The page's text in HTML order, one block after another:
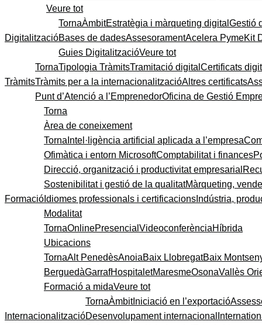
Veure tot
Digitalització
TornaÀmbitEstratègia i màrqueting digital Gestió
Bases de dadesAssesoramentAcelera PymeKit
Guies DigitalitzacióVeure tot
Tràmits
TornaTipologia TràmitsTramitació digital Certificats
Tràmits per a la internacionalitzacióAltres certificats
Punt d’Atenció a l’EmprenedorOficina de Gestió
Formació
Torna
Àrea de coneixement
Torna Intel·ligència artificial aplicada a l’empresa
Ofimàtica i entorn MicrosoftComptabilitat i finances
Direcció, organització i productivitat empresarial
Sostenibilitat i gestió de la qualitatMàrqueting,
Idiomes professionals i certificacions Indústria,
Modalitat
TornaOnlinePresencial VideoconferènciaHíbrida
Ubicacions
TornaAlt PenedèsAnoiaBaix LlobregatBaix
BerguedàGarrafHospitaletMaresmeOsonaVallès
Formació a midaVeure tot
Internacionalització
TornaÀmbitIniciació en l’exportació
Desenvolupament internacional